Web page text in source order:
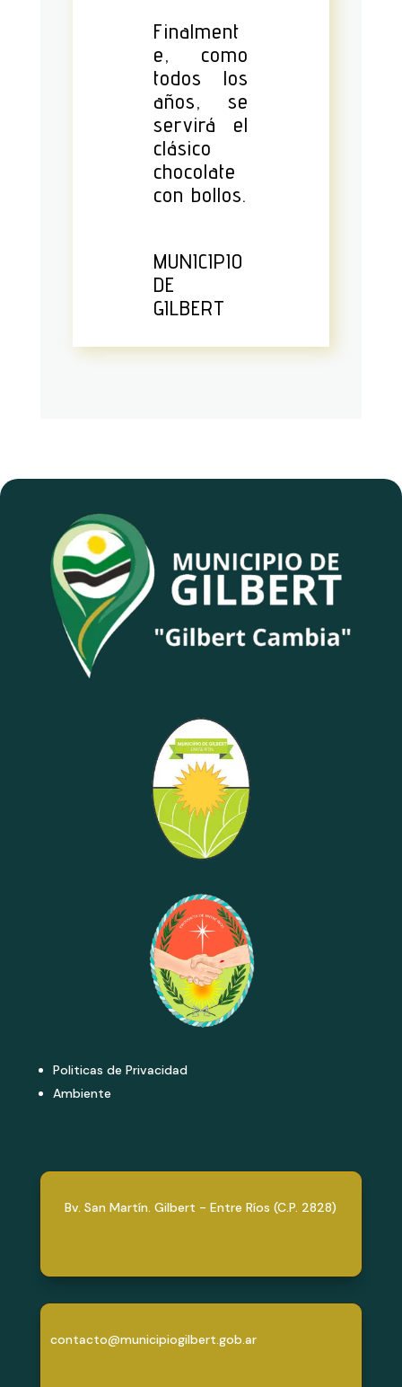
Finalment
e, como
todos los
años, se
servirá el
clásico
chocolate
con bollos.
MUNICIPIO
DE
GILBERT
Politicas de Privacidad
Ambiente
Bv. San Martín. Gilbert - Entre Ríos (C.P. 2828)
contacto@municipiogilbert.gob.ar